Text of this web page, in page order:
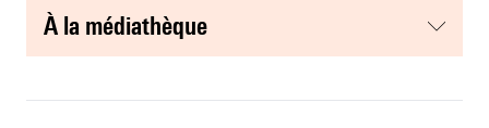
à la médiathèque